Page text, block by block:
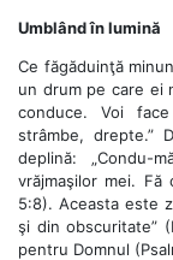
Umblând în lumină
Ce făgăduinţă
un drum pe care ei
conduce. Voi
strâmbe, drepte.”
deplină: „Condu-
vrăjmaşilor mei. Fă
5:8). Aceasta este
şi din obscuritate”
pentru Domnul